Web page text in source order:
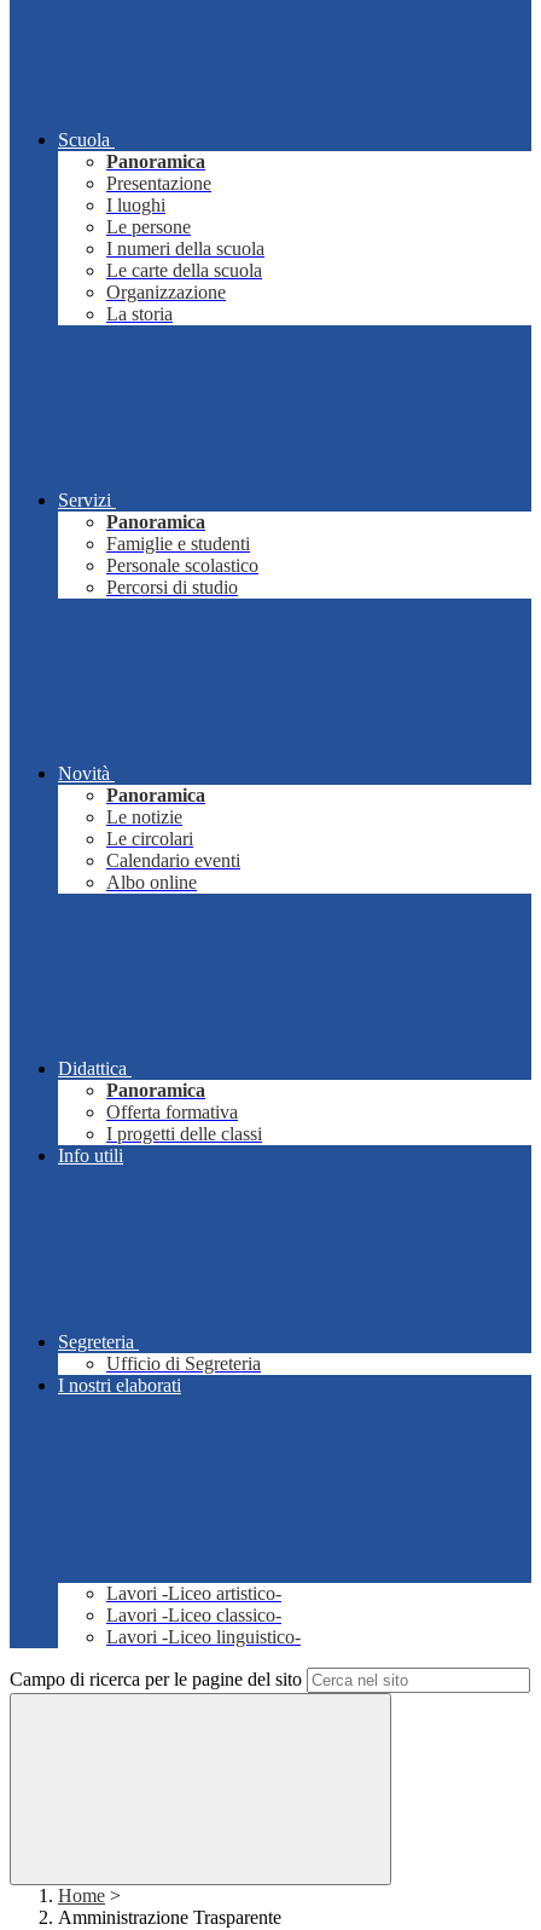
Scuola
Panoramica
Presentazione
I luoghi
Le persone
I numeri della scuola
Le carte della scuola
Organizzazione
La storia
Servizi
Panoramica
Famiglie e studenti
Personale scolastico
Percorsi di studio
Novità
Panoramica
Le notizie
Le circolari
Calendario eventi
Albo online
Didattica
Panoramica
Offerta formativa
I progetti delle classi
Info utili
Segreteria
Ufficio di Segreteria
I nostri elaborati
Lavori -Liceo artistico-
Lavori -Liceo classico-
Lavori -Liceo linguistico-
Campo di ricerca per le pagine del sito
Home >
Amministrazione Trasparente